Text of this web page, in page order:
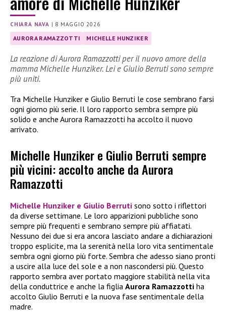
CHIARA NAVA | 8 MAGGIO 2026
AURORA RAMAZZOTTI MICHELLE HUNZIKER
La reazione di Aurora Ramazzotti per il nuovo amore della
mamma Michelle Hunziker. Lei e Giulio Berruti sono sempre
più uniti.
Tra Michelle Hunziker e Giulio Berruti le cose sembrano farsi
ogni giorno più serie. Il loro rapporto sembra sempre più
solido e anche Aurora Ramazzotti ha accolto il nuovo
arrivato.
Michelle Hunziker e Giulio Berruti sempre
più vicini: accolto anche da Aurora
Ramazzotti
Michelle Hunziker e Giulio Berruti sono sotto i riflettori
da diverse settimane. Le loro apparizioni pubbliche sono
sempre più frequenti e sembrano sempre più affiatati.
Nessuno dei due si era ancora lasciato andare a dichiarazioni
troppo esplicite, ma la serenità nella loro vita sentimentale
sembra ogni giorno più forte. Sembra che adesso siano pronti
a uscire alla luce del sole e a non nascondersi più. Questo
rapporto sembra aver portato maggiore stabilità nella vita
della conduttrice e anche la figlia Aurora Ramazzotti ha
accolto Giulio Berruti e la nuova fase sentimentale della
madre.